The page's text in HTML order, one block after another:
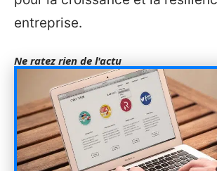
entreprise.
Ne ratez rien de l'actu